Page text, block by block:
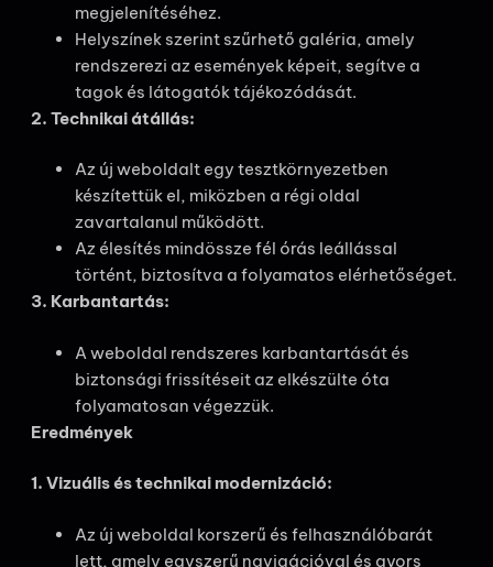
megjelenítéséhez.
Helyszínek szerint szűrhető galéria, amely
rendszerezi az események képeit, segítve a
tagok és látogatók tájékozódását.
2. Technikai átállás:
Az új weboldalt egy tesztkörnyezetben
készítettük el, miközben a régi oldal
zavartalanul működött.
Az élesítés mindössze fél órás leállással
történt, biztosítva a folyamatos elérhetőséget.
3. Karbantartás:
A weboldal rendszeres karbantartását és
biztonsági frissítéseit az elkészülte óta
folyamatosan végezzük.
Eredmények
1. Vizuális és technikai modernizáció:
Az új weboldal korszerű és felhasználóbarát
lett, amely egyszerű navigációval és gyors